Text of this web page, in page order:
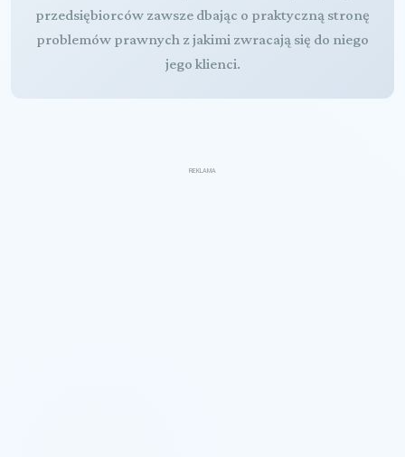
przedsiębiorców zawsze dbając o praktyczną stronę
problemów prawnych z jakimi zwracają się do niego
jego klienci.
REKLAMA